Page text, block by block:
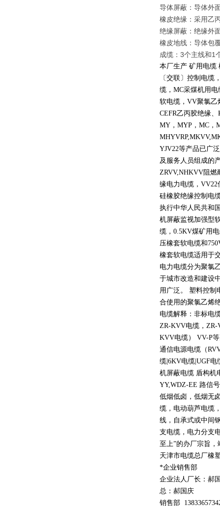
导体屏蔽：导体外
橡皮绝缘：采用乙
绝缘屏蔽：绝缘外
橡皮地线：导体包
成缆：3个主线和1
本厂生产 矿用电缆
〔交联〕控制电缆
缆， MC采煤机用电
软电缆， VV聚氯乙
CEFR乙丙胶绝缘、
MY ， MYP ， MC ，
YJV22等产品已广
及服务人员组成的
ZRVV,NHKVV阻燃
缘电力电缆， VV22
硅橡胶绝缘控制电
执行中华人民共和
机屏蔽监视加强型
缆， 0.5KV煤矿用
压橡套软电缆和
橡套软电缆适用于
电力电缆分为聚氯
于城市改造和建设
用广泛。 塑料控制
合使用的聚氯乙烯
电缆解释：非标电
ZR-KVV电缆， ZR-
KVV电缆） VV-P
通信电源电缆（
缆 |6KV电缆 |UGF电
机屏蔽电缆 盾构机
YY,WDZ-EE 路信
低烟低卤，低烟无
缆，电动葫芦电缆
线，自承式或中间
支电缆，电力分支
至上”的办厂宗旨，
天津市电缆总厂橡
*企业销售部
企业法人厂长：郝
总：郝国庆
销售部 13833